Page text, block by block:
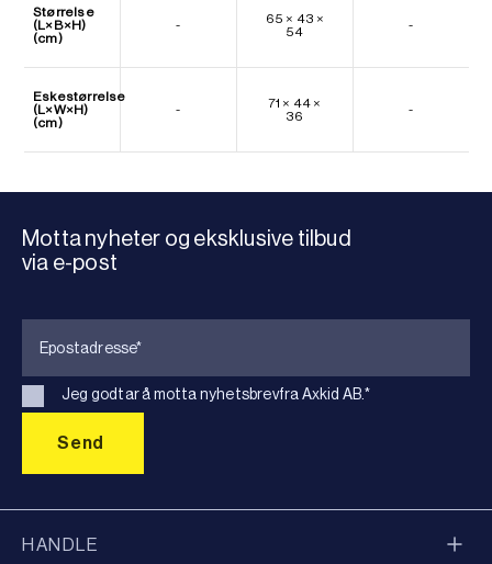
Størrelse
(L×B×H)
(cm)
-
65 × 43 ×
54
-
Eskestørrelse
(L×W×H)
(cm)
-
71 × 44 ×
36
-
Motta nyheter og eksklusive tilbud
via e-post
Jeg godtar å motta nyhetsbrevfra Axkid AB.*
HANDLE